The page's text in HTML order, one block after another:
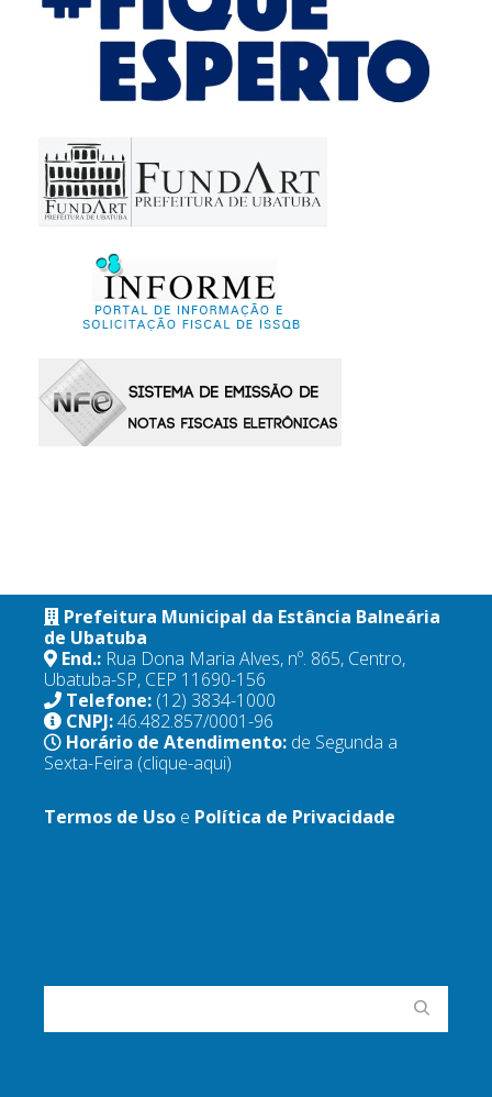
Prefeitura Municipal da Estância Balneária
de Ubatuba
End.: Rua Dona Maria Alves, nº. 865, Centro,
Ubatuba-SP, CEP 11690-156
Telefone: (12) 3834-1000
CNPJ:46.482.857/0001-96
Horário de Atendimento: de Segunda a
Sexta-Feira (clique-aqui)
Termos de Uso e Política de Privacidade